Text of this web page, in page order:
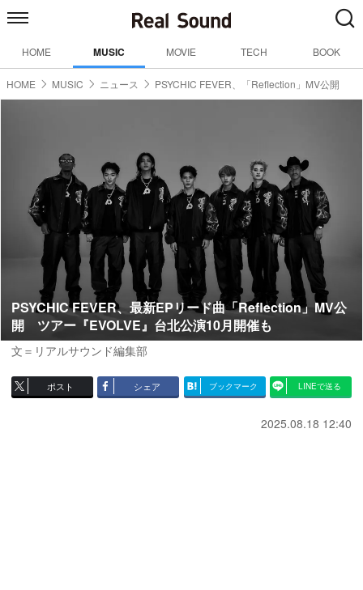
HOME MUSIC MOVIE TECH BOOK
HOME MUSIC ニュース PSYCHIC FEVER、「Reflection」MV公開
PSYCHIC FEVER、最新EPリード曲「Reflection」MV公
開 ツアー『EVOLVE』台北公演10月開催も
文＝リアルサウンド編集部
ポスト シェア ブックマーク LINEで送る
2025.08.18 12:40